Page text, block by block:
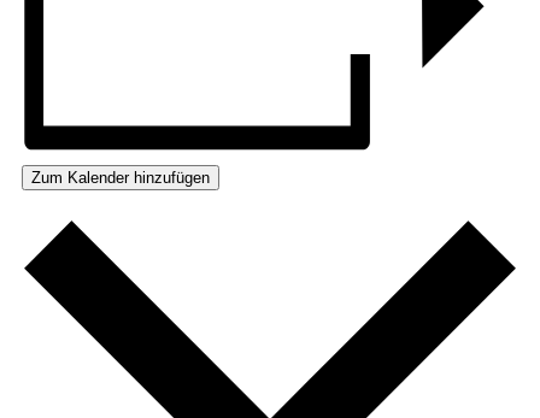
Zum Kalender hinzufügen